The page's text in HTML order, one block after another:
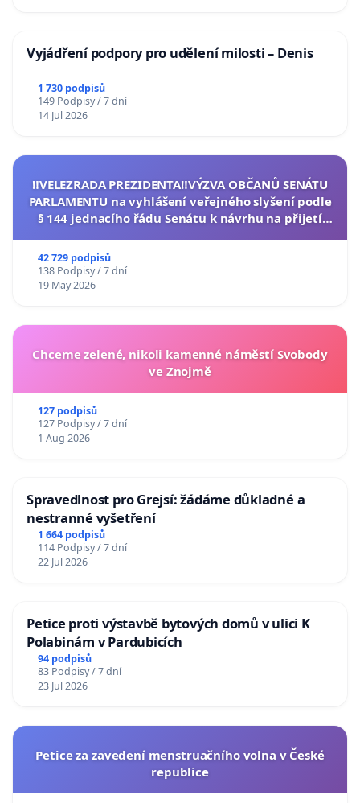
Vyjádření podpory pro udělení milosti – Denis
1 730 podpisů
149 Podpisy / 7 dní
14 Jul 2026
‼️VELEZRADA PREZIDENTA‼️VÝZVA OBČANŮ SENÁTU
PARLAMENTU na vyhlášení veřejného slyšení podle
§ 144 jednacího řádu Senátu k návrhu na přijetí
42 729 podpisů
138 Podpisy / 7 dní
19 May 2026
Chceme zelené, nikoli kamenné náměstí Svobody
ve Znojmě
127 podpisů
127 Podpisy / 7 dní
1 Aug 2026
Spravedlnost pro Grejsí: žádáme důkladné a
nestranné vyšetření
1 664 podpisů
114 Podpisy / 7 dní
22 Jul 2026
Petice proti výstavbě bytových domů v ulici K
Polabinám v Pardubicích
94 podpisů
83 Podpisy / 7 dní
23 Jul 2026
Petice za zavedení menstruačního volna v České
republice